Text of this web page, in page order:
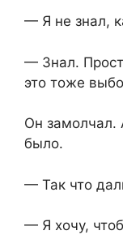
— Я не знал,
— Знал.
это тоже
Он замолчал.
было.
— Так что
— Я хочу,